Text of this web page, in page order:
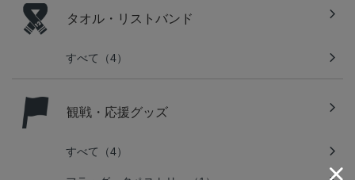
タオル・リストバンド
すべて（4）
観戦・応援グッズ
すべて（4）